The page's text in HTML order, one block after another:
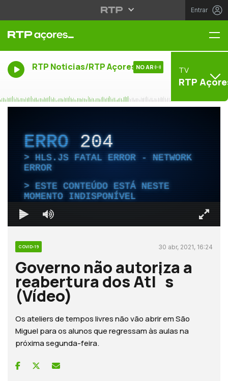
Entrar
RTP Noticias/RTP Açores NO AR TV
RTP
ERRO204
HLS.JS FATAL ERROR - NETWORK
ERROR
ESTE CONTEÚDO ESTÁ NESTE
MOMENTO INDISPONÍVEL
COVID-19 30 abr, 2021, 16:24
Governo não autoriza a
reabertura dos Atl`s
(Vídeo)
Os ateliers de tempos livres não vão abrir em São
Miguel para os alunos que regressam às aulas na
próxima segunda-feira.